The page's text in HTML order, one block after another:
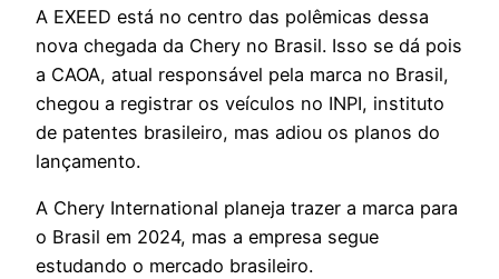
A EXEED está no centro das polêmicas dessa
nova chegada da Chery no Brasil. Isso se dá pois
a CAOA, atual responsável pela marca no Brasil,
chegou a registrar os veículos no INPI, instituto
de patentes brasileiro, mas adiou os planos do
lançamento.
A Chery International planeja trazer a marca para
o Brasil em 2024, mas a empresa segue
estudando o mercado brasileiro.